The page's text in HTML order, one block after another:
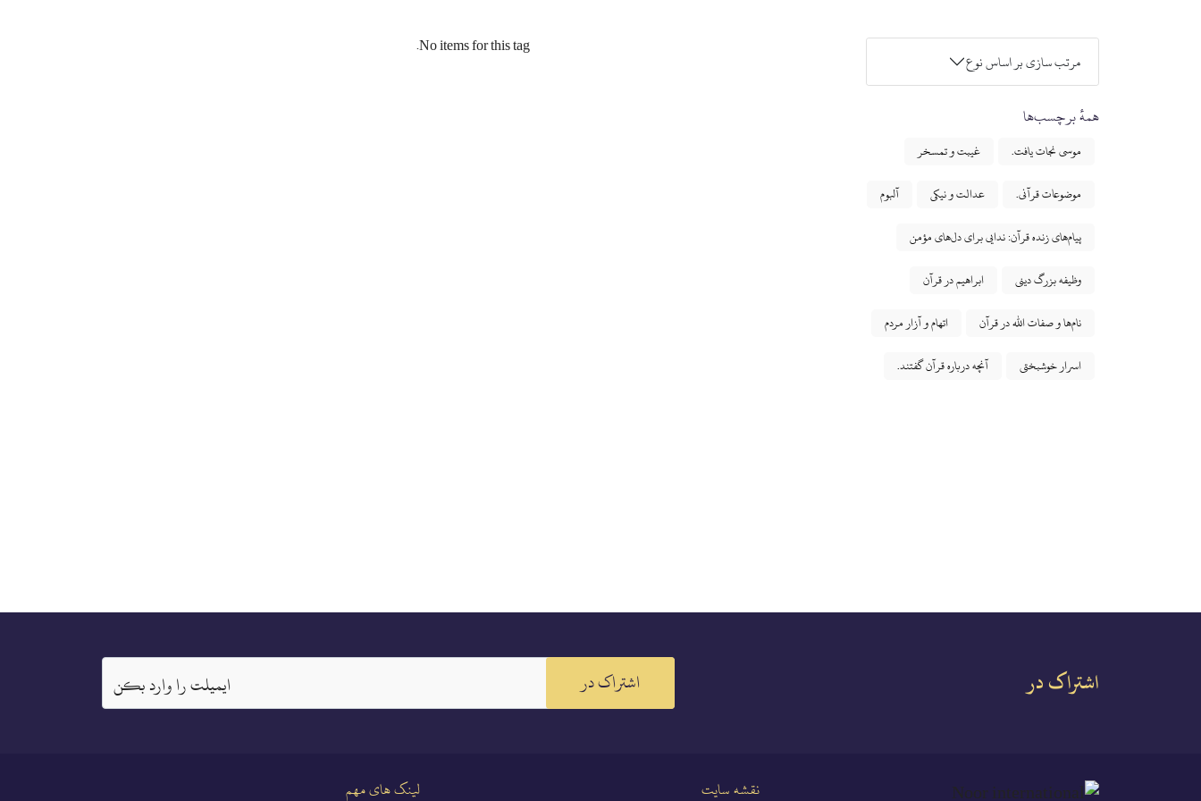
مرتب سازی بر اساس نوع
همهٔ برچسب‌ها
موسی نجات یافت.
غیبت و تمسخر
موضوعات قرآنی.
عدالت و نیکی
آلبوم
پیام‌های زنده قرآن: ندایی برای دل‌های مؤمن
وظیفه بزرگ دینی
ابراهیم در قرآن
نام‌ها و صفات الله در قرآن
اتهام و آزار مردم
اسرار خوشبختی
آنچه درباره قرآن گفتند.
No items for this tag.
اشتراک در ايميلت را وارد بكن اشتراک در
نقشه سایت لینک های مهم